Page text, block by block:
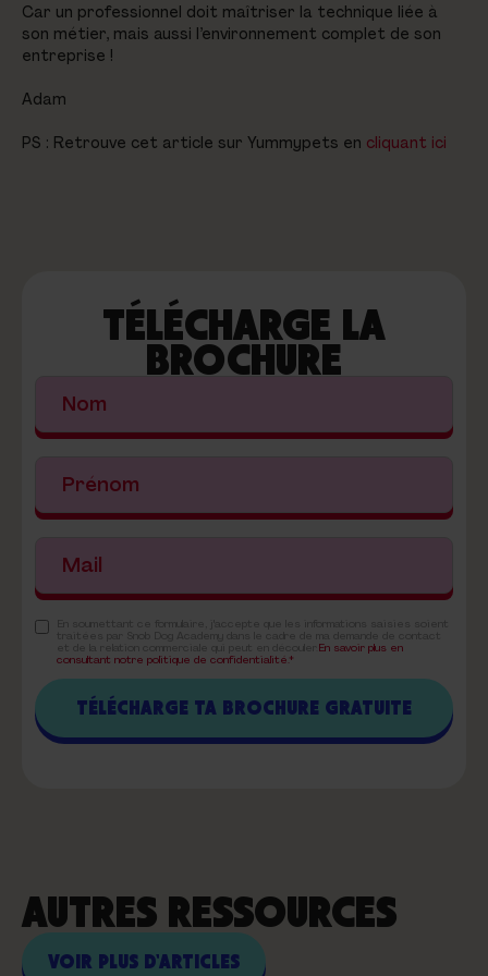
Car un professionnel doit maîtriser la technique liée à
son métier, mais aussi l’environnement complet de son
entreprise !
Adam
PS : Retrouve cet article sur Yummypets en cliquant ici
TÉLÉCHARGE LA
BROCHURE
En savoir plus en
consultant notre politique de confidentialité.*
AUTRES RESSOURCES
VOIR PLUS D'ARTICLES